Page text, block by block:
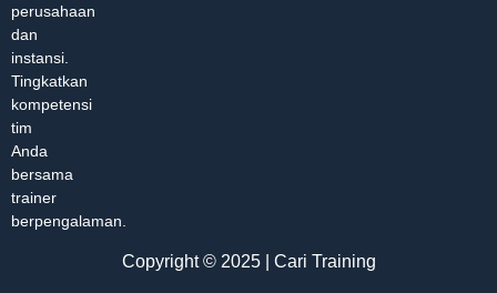
perusahaan
dan
instansi.
Tingkatkan
kompetensi
tim
Anda
bersama
trainer
berpengalaman.
Copyright © 2025 | Cari Training